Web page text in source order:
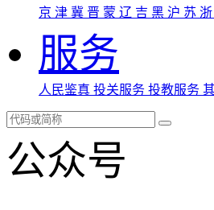
京 津 冀 晋 蒙 辽 吉 黑 沪 苏 浙
服务
人民鉴真 投关服务 投教服务
公众号